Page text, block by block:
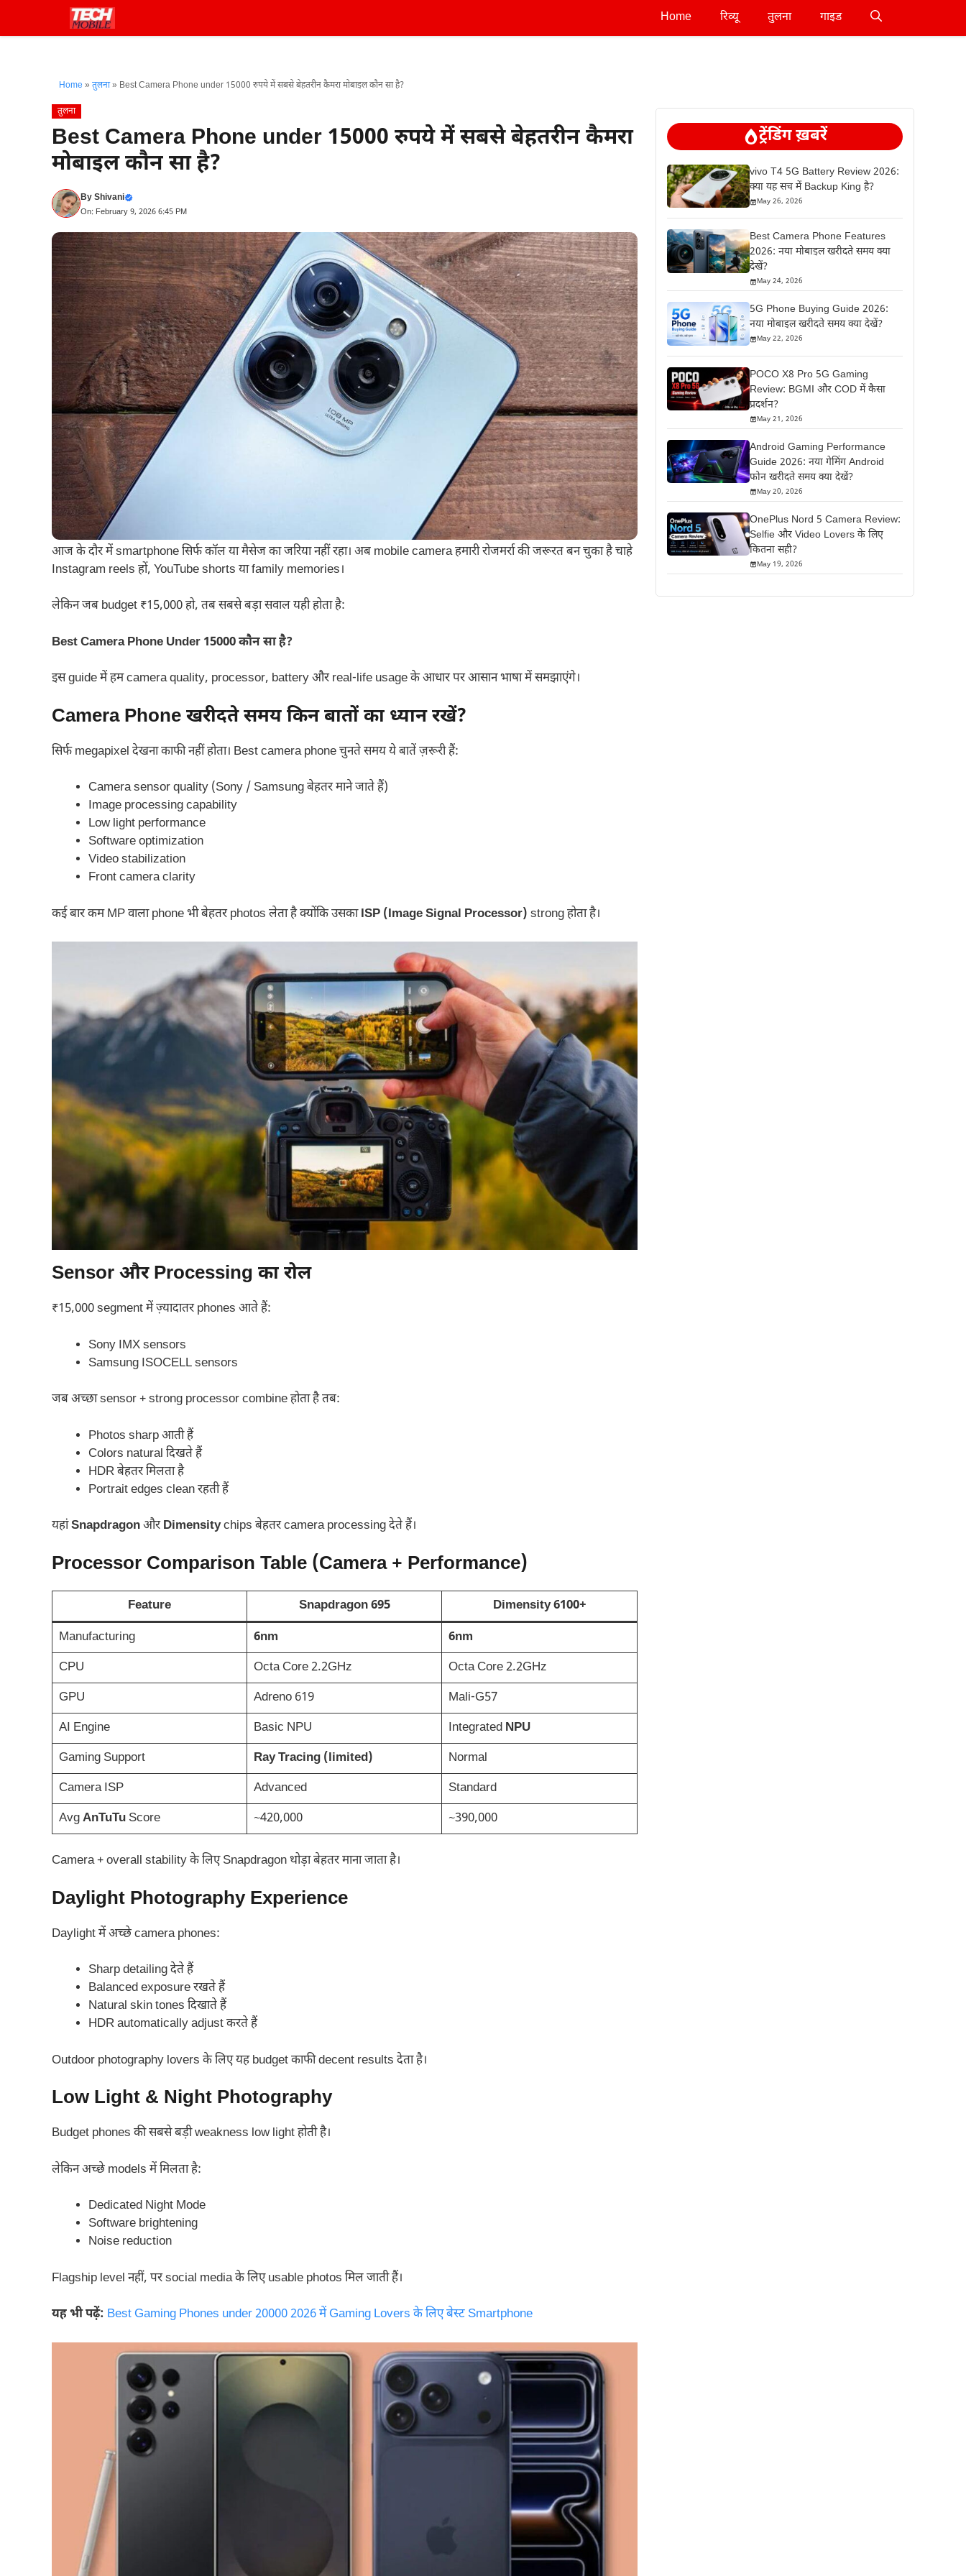
Home रिव्यू तुलना गाइड
Home » तुलना» Best Camera Phone under 15000 रुपये में सबसे बेहतरीन कैमरा मोबाइल कौन सा है?
तुलना
Best Camera Phone under 15000 रुपये में सबसे बेहतरीन कैमरा
मोबाइल कौन सा है?
ByShivani
On: February 9, 2026 6:45 PM
आज के दौर में smartphone सिर्फ कॉल या मैसेज का जरिया नहीं रहा। अब mobile camera हमारी रोजमर्रा की जरूरत बन चुका है चाहे
Instagram reels हों, YouTube shorts या family memories।
लेकिन जब budget ₹15,000 हो, तब सबसे बड़ा सवाल यही होता है:
Best Camera Phone Under 15000 कौन सा है?
इस guide में हम camera quality, processor, battery और real-life usage के आधार पर आसान भाषा में समझाएंगे।
Camera Phone खरीदते समय किन बातों का ध्यान रखें?
सिर्फ megapixel देखना काफी नहीं होता। Best camera phone चुनते समय ये बातें ज़रूरी हैं:
Camera sensor quality (Sony / Samsung बेहतर माने जाते हैं)
Image processing capability
Low light performance
Software optimization
Video stabilization
Front camera clarity
कई बार कम MP वाला phone भी बेहतर photos लेता है क्योंकि उसकाISP (Image Signal Processor) strong होता है।
Sensor और Processing का रोल
₹15,000 segment में ज़्यादातर phones आते हैं:
Sony IMX sensors
Samsung ISOCELL sensors
जब अच्छा sensor + strong processor combine होता है तब:
Photos sharp आती हैं
Colors natural दिखते हैं
HDR बेहतर मिलता है
Portrait edges clean रहती हैं
यहांSnapdragonऔरDimensitychips बेहतर camera processing देते हैं।
Processor Comparison Table (Camera + Performance)
Feature Snapdragon 695
Dimensity 6100+
Manufacturing
6nm
6nm
CPU
Octa Core 2.2GHz
Octa Core 2.2GHz
GPU
Adreno 619
Mali-G57
AI Engine
Basic NPU Integrated NPU
Gaming Support
Ray Tracing (limited)
Normal
Camera ISP
Advanced
Standard
AvgAnTuTuScore ~420,000 ~390,000
Camera + overall stability के लिए Snapdragon थोड़ा बेहतर माना जाता है।
Daylight Photography Experience
Daylight में अच्छे camera phones:
Sharp detailing देते हैं
Balanced exposure रखते हैं
Natural skin tones दिखाते हैं
HDR automatically adjust करते हैं
Outdoor photography lovers के लिए यह budget काफी decent results देता है।
Low Light & Night Photography
Budget phones की सबसे बड़ी weakness low light होती है।
लेकिन अच्छे models में मिलता है:
Dedicated Night Mode
Software brightening
Noise reduction
Flagship level नहीं, पर social media के लिए usable photos मिल जाती हैं।
यह भी पढ़ें: Best Gaming Phones under 20000 2026 में Gaming Lovers के लिए बेस्ट Smartphone
ट्रेंडिंग ख़बरें
vivo T4 5G Battery Review 2026:
क्या यह सच में Backup King है?
May 26, 2026
Best Camera Phone Features
2026: नया मोबाइल खरीदते समय क्या
देखें?
May 24, 2026
5G Phone Buying Guide 2026:
नया मोबाइल खरीदते समय क्या देखें?
May 22, 2026
POCO X8 Pro 5G Gaming
Review: BGMI और COD में कैसा
प्रदर्शन?
May 21, 2026
Android Gaming Performance
Guide 2026: नया गेमिंग Android
फोन खरीदते समय क्या देखें?
May 20, 2026
OnePlus Nord 5 Camera Review:
Selfie और Video Lovers के लिए
कितना सही?
May 19, 2026